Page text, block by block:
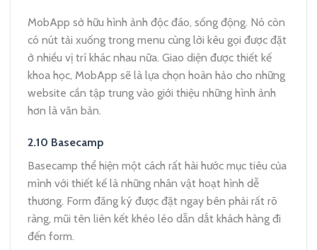
MobApp sở hữu hình ảnh độc đáo, sống động. Nó còn
có nút tải xuống trong menu cùng lời kêu gọi được đặt
ở nhiều vị trí khác nhau nữa. Giao diện được thiết kế
khoa học, MobApp sẽ là lựa chọn hoàn hảo cho những
website cần tập trung vào giới thiệu những hình ảnh
hơn là văn bản.
2.10 Basecamp
Basecamp thể hiện một cách rất hài hước mục tiêu của
mình với thiết kế là những nhân vật hoạt hình dễ
thương. Form đăng ký được đặt ngay bên phải rất rõ
ràng, mũi tên liên kết khéo léo dẫn dắt khách hàng đi
đến form.